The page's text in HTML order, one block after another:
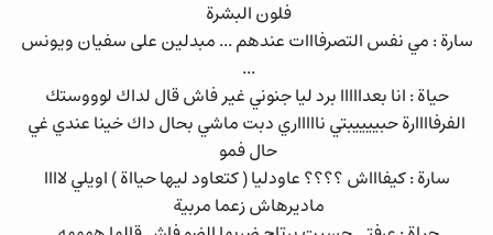
فلون البشرة
سارة : مي نفس التصرفااات عندهم ... مبدلين على سفيان ويونس
...
حياة : انا بعدااااا برد ليا جنوني غير فاش قال لداك لوووستك
الفرفاااارة حبييييبتي ناااااري دبت ماشي بحال داك خينا عندي غي
حال فمو
سارة : كيفاااش ؟؟؟؟ عاودليا ( كتعاود ليها حيااة ) اويلي لاااا
ماديرهاش زعما مربية